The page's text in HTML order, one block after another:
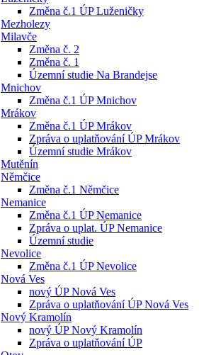
Změna č.1 ÚP Luženičky
Mezholezy
Milavče
Změna č. 2
Změna č. 1
Územní studie Na Brandejse
Mnichov
Změna č.1 ÚP Mnichov
Mrákov
Změna č.1 ÚP Mrákov
Zpráva o uplatňování ÚP Mrákov
Územní studie Mrákov
Mutěnín
Němčice
Změna č.1 Němčice
Nemanice
Změna č.1 ÚP Nemanice
Zpráva o uplat. ÚP Nemanice
Územní studie
Nevolice
Změna č.1 ÚP Nevolice
Nová Ves
nový ÚP Nová Ves
Zpráva o uplatňování ÚP Nová Ves
Nový Kramolín
nový ÚP Nový Kramolín
Zpráva o uplatňování ÚP